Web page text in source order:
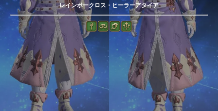
レインボークロス・ヒーラーアタイア